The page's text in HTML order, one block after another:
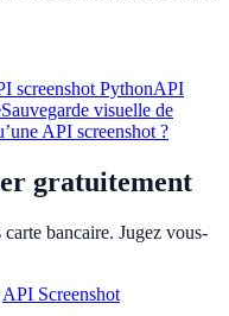
screenshot PythonAPI
Sauvegarde visuelle de
API screenshot ?
gratuitement
bancaire. Jugez vous-
API Screenshot